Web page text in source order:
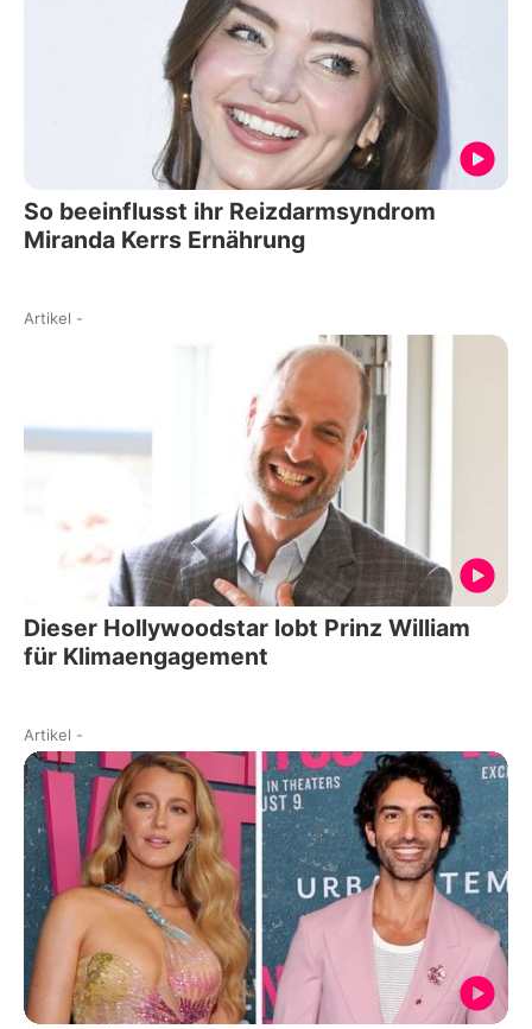
So beeinflusst ihr Reizdarmsyndrom
Miranda Kerrs Ernährung
Artikel -
Dieser Hollywoodstar lobt Prinz William
für Klimaengagement
Artikel -